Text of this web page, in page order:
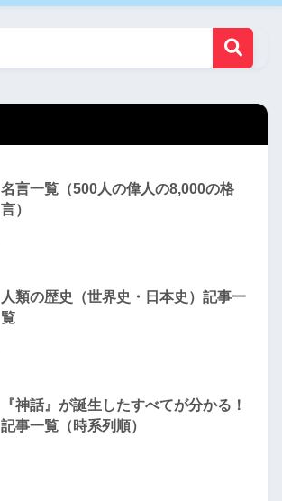
名言一覧（500人の偉人の8,000の格
言）
人類の歴史（世界史・日本史）記事一
覧
『神話』が誕生したすべてが分かる！
記事一覧（時系列順）